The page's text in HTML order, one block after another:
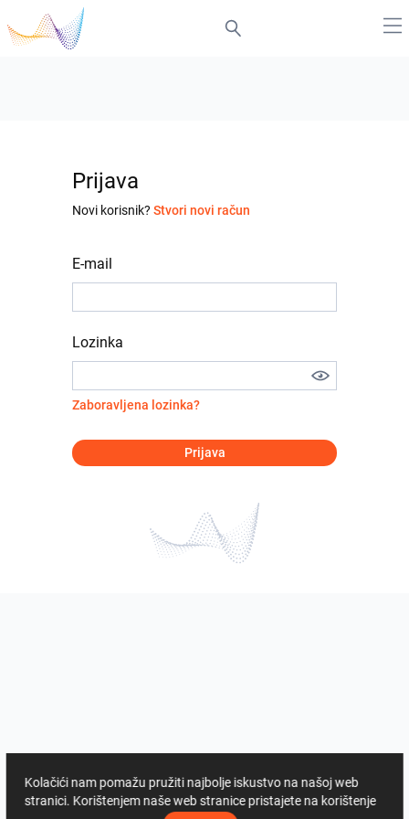
Prijava
Novi korisnik? Stvori novi račun
E-mail
Lozinka
Zaboravljena lozinka?
Prijava
Kolačići nam pomažu pružiti najbolje iskustvo na našoj web
stranici. Korištenjem naše web stranice pristajete na korištenje